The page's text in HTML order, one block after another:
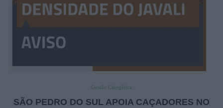
Gestão Cinegética
SÃO PEDRO DO SUL APOIA CAÇADORES NO